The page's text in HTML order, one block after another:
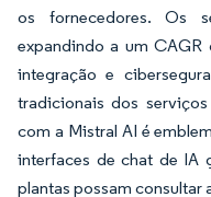
os fornecedores. Os
expandindo a um CAGR
integração e
tradicionais dos
com a Mistral AI é
interfaces de chat de IA
plantas possam consultar